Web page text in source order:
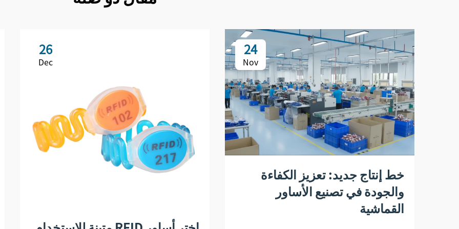
24
Nov
خط إنتاج جديد: تعزيز الكفاءة
والجودة في تصنيع الأساور
القماشية
26
Dec